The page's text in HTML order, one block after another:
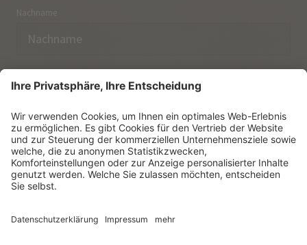
Nachname
Ich habe dieDatenschutzerklärungzur Kenntnis
genommen.
NEWSLETTER ABONNIEREN